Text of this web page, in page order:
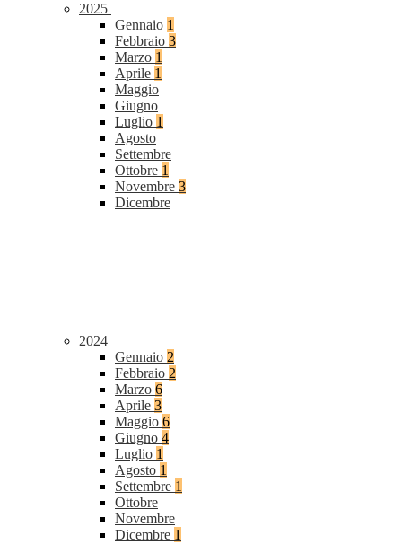
2025
Gennaio 1
Febbraio 3
Marzo 1
Aprile 1
Maggio
Giugno
Luglio 1
Agosto
Settembre
Ottobre 1
Novembre 3
Dicembre
2024
Gennaio 2
Febbraio 2
Marzo 6
Aprile 3
Maggio 6
Giugno 4
Luglio 1
Agosto 1
Settembre 1
Ottobre
Novembre
Dicembre 1